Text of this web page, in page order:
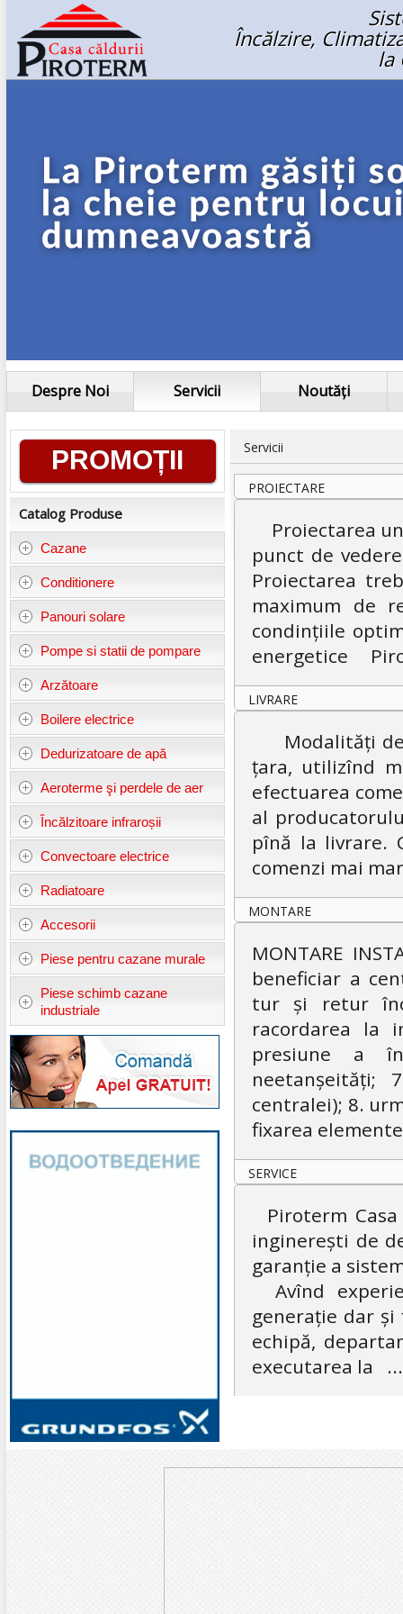
Încălzire,
la
Despre Noi Servicii
Noutăți
Informații
generale
PROMOȚII
Catalog Produse
Cazane
Conditionere
Panouri solare
Pompe si statii de pompare
Arzătoare
Boilere electrice
Dedurizatoare de apă
Aeroterme şi perdele de aer
Încălzitoare infraroșii
Convectoare electrice
Radiatoare
Accesorii
Piese pentru cazane murale
Piese schimb cazane
industriale
Servicii
PROIECTARE
Proiectarea
punct de
Proiectarea
maximum de
condințiile
energetice
LIVRARE
Modalități de
țara, utilizînd
efectuarea
al
pînă la livrare.
comenzi mai
MONTARE
MONTARE
beneficiar a
tur și retur
racordarea la
presiune a
neetanșeități;
centralei); 8.
fixarea
SERVICE
Piroterm
inginerești de
garanție a
Avînd
generație dar
echipă,
executarea la ...